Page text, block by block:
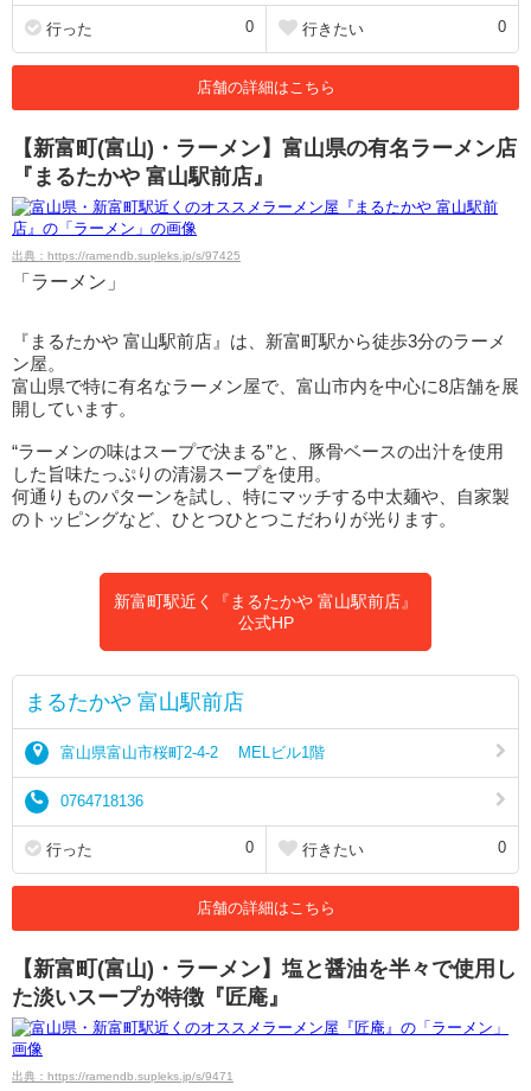
行った 0 行きたい 0
店舗の詳細はこちら
【新富町(富山)・ラーメン】富山県の有名ラーメン店
『まるたかや 富山駅前店』
出典：https://ramendb.supleks.jp/s/97425
「ラーメン」
『まるたかや 富山駅前店』は、新富町駅から徒歩3分のラーメ
ン屋。
富山県で特に有名なラーメン屋で、富山市内を中心に8店舗を展
開しています。
“ラーメンの味はスープで決まる”と、豚骨ベースの出汁を使用
した旨味たっぷりの清湯スープを使用。
何通りものパターンを試し、特にマッチする中太麺や、自家製
のトッピングなど、ひとつひとつこだわりが光ります。
新富町駅近く『まるたかや 富山駅前店』
公式HP
まるたかや 富山駅前店
富山県富山市桜町2-4-2 MELビル1階
0764718136
行った 0 行きたい 0
店舗の詳細はこちら
【新富町(富山)・ラーメン】塩と醤油を半々で使用し
た淡いスープが特徴『匠庵』
出典：https://ramendb.supleks.jp/s/9471